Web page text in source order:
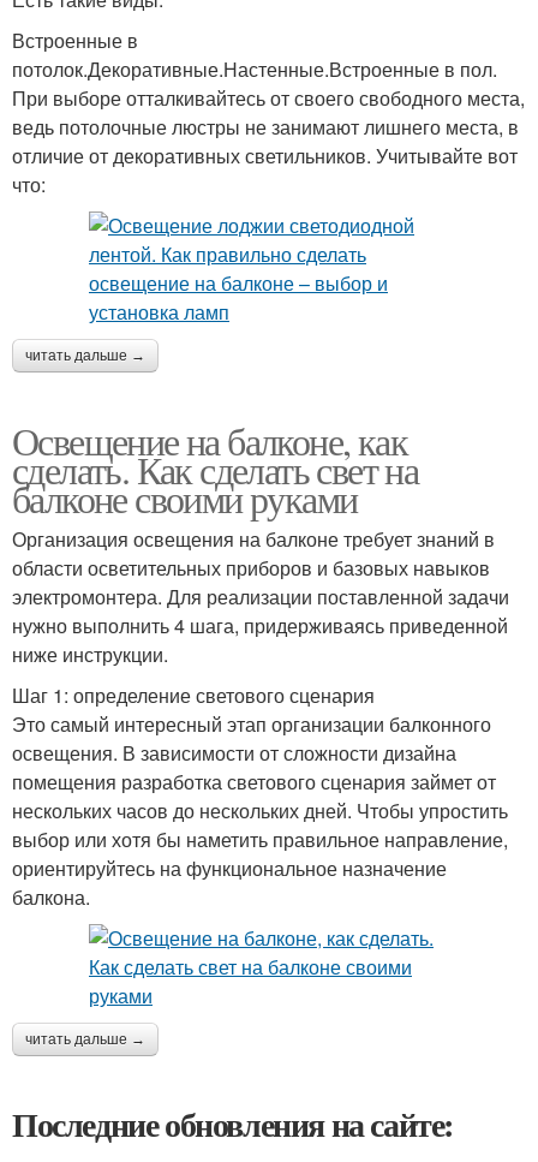
Встроенные в
потолок.Декоративные.Настенные.Встроенные в пол.
При выборе отталкивайтесь от своего свободного места,
ведь потолочные люстры не занимают лишнего места, в
отличие от декоративных светильников. Учитывайте вот
что:
читать дальше →
Освещение на балконе, как
сделать. Как сделать свет на
балконе своими руками
Организация освещения на балконе требует знаний в
области осветительных приборов и базовых навыков
электромонтера. Для реализации поставленной задачи
нужно выполнить 4 шага, придерживаясь приведенной
ниже инструкции.
Шаг 1: определение светового сценария
Это самый интересный этап организации балконного
освещения. В зависимости от сложности дизайна
помещения разработка светового сценария займет от
нескольких часов до нескольких дней. Чтобы упростить
выбор или хотя бы наметить правильное направление,
ориентируйтесь на функциональное назначение
балкона.
читать дальше →
Последние обновления на сайте: